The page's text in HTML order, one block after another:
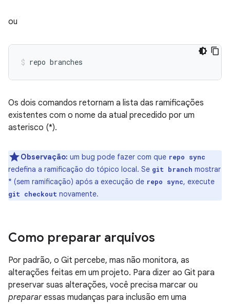
ou
Os dois comandos retornam a lista das ramificações
existentes com o nome da atual precedido por um
asterisco (*).
Observação: um bug pode fazer com que repo sync
redefina a ramificação do tópico local. Se git branch mostrar
* (sem ramificação) após a execução de repo sync, execute
git checkout novamente.
Como preparar arquivos
Por padrão, o Git percebe, mas não monitora, as
alterações feitas em um projeto. Para dizer ao Git para
preservar suas alterações, você precisa marcar ou
prepararessas mudanças para inclusão em uma